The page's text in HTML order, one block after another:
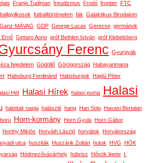
Franjo Tudjman freudizmus Frodó frontier FTC
futballtörténelem fák Galaktikus Birodalom
Ganz-MÁVAG GDP George Lucas Gerecse germánok
Ernő Gintaro Aono gróf Bethlen István gróf Klebelsberg
Ferenc Gyurgyák
fejedelem Gödöllő Görögország
Habayarimana
Habsburg Ferdinánd Habsburgok Hajdú Péter
Hét Halasi Hírek halasi puma
Halasi
halottak napja halászlé hang Han Solo
Havasi Bertalan
Horn-kormány Horn Gyula Horn Gábor
Horthy Miklós Horváth László horvátok
Horvátország
utca husziták Huszárik Zoltán hutuk HVG
HÖK
Hódmezővásárhely hübrisz Hősök ligete